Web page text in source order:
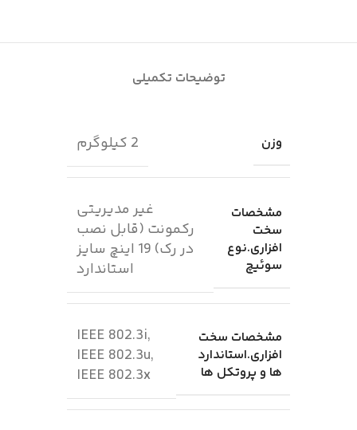
توضیحات تکمیلی
وزن 2 کیلوگرم
مشخصات
سخت
افزاری.نوع
سوئیچ
غیر مدیریتی
رکمونت (قابل نصب
در رک) 19 اینچ سایز
استاندارد
مشخصات سخت
افزاری.استاندارد
ها و پروتکل ها
IEEE 802.3i,
IEEE 802.3u,
IEEE 802.3x